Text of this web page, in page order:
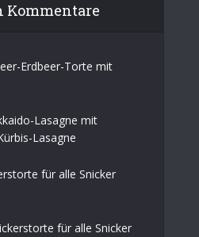
Kommentare
Erdbeer-Torte mit
Lasagne mit
Lasagne
für alle Snicker
für alle Snicker